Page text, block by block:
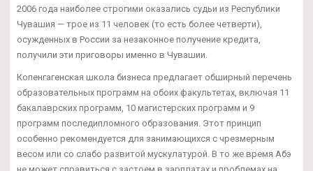
2006 года наиболее строгими оказались судьи из Республики
Чувашия — трое из 11 человек (то есть более четверти),
осужденных в России за незаконное получение кредита,
получили эти приговоры именно в Чувашии.
Копенгагенская школа бизнеса предлагает обширный перечень
образовательных программ на обоих факультетах, включая 11
бакалаврских программ, 10 магистерских программ и 9
программ последипломного образования. Этот принцип
особенно рекомендуется для занимающихся с чрезмерным
весом или со слабо развитой мускулатурой. В то же время Абэ